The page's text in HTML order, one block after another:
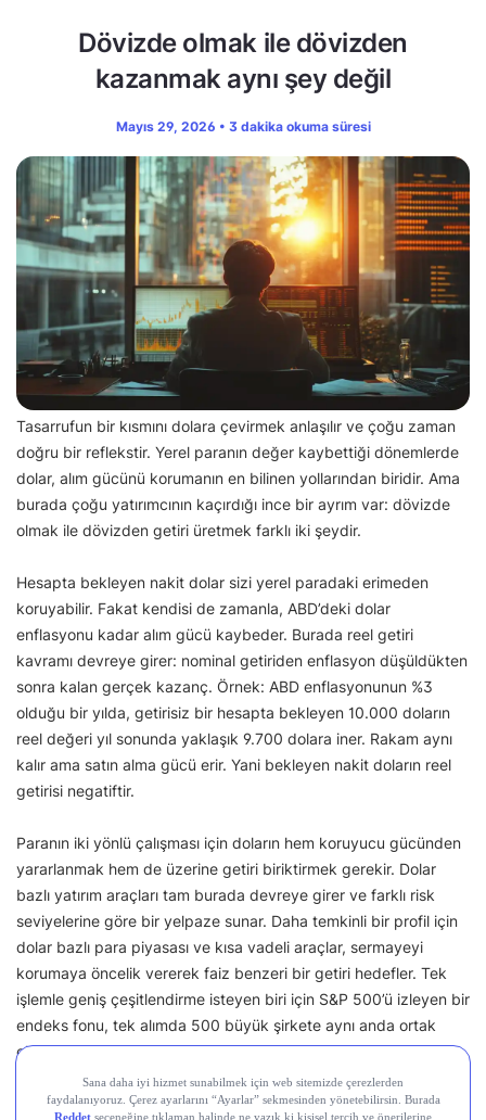
Dövizde olmak ile dövizden
kazanmak aynı şey değil
Mayıs 29, 2026 • 3 dakika okuma süresi
Tasarrufun bir kısmını dolara çevirmek anlaşılır ve çoğu zaman
doğru bir reflekstir. Yerel paranın değer kaybettiği dönemlerde
dolar, alım gücünü korumanın en bilinen yollarından biridir. Ama
burada çoğu yatırımcının kaçırdığı ince bir ayrım var: dövizde
olmak ile dövizden getiri üretmek farklı iki şeydir.
Hesapta bekleyen nakit dolar sizi yerel paradaki erimeden
koruyabilir. Fakat kendisi de zamanla, ABD’deki dolar
enflasyonu kadar alım gücü kaybeder. Burada reel getiri
kavramı devreye girer: nominal getiriden enflasyon düşüldükten
sonra kalan gerçek kazanç. Örnek: ABD enflasyonunun %3
olduğu bir yılda, getirisiz bir hesapta bekleyen 10.000 doların
reel değeri yıl sonunda yaklaşık 9.700 dolara iner. Rakam aynı
kalır ama satın alma gücü erir. Yani bekleyen nakit doların reel
getirisi negatiftir.
Paranın iki yönlü çalışması için doların hem koruyucu gücünden
yararlanmak hem de üzerine getiri biriktirmek gerekir. Dolar
bazlı yatırım araçları tam burada devreye girer ve farklı risk
seviyelerine göre bir yelpaze sunar. Daha temkinli bir profil için
dolar bazlı para piyasası ve kısa vadeli araçlar, sermayeyi
korumaya öncelik vererek faiz benzeri bir getiri hedefler. Tek
işlemle geniş çeşitlendirme isteyen biri için S&P 500’ü izleyen bir
endeks fonu, tek alımda 500 büyük şirkete aynı anda ortak
olma imkânı verir. Daha yüksek getiri potansiyelini hedefleyen
ve buna eşlik eden daha yüksek oynaklığı göze alan biri içinse
tek tek hisseler bir seçenektir.